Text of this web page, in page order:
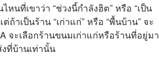
นที่เขาว่า “ช่วงนี้กำลังฮิต” หรือ “เป็น
าเป็นร้าน “เก่าแก่” หรือ “พื้นบ้าน” จะ
จะเลือกร้านขนมเก่าแก่หรือร้านที่อยู่มา
ที่บ้านเท่านั้น